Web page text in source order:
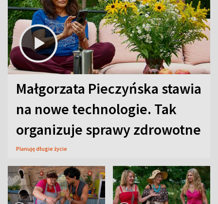
Małgorzata Pieczyńska stawia
na nowe technologie. Tak
organizuje sprawy zdrowotne
Planuję długie życie